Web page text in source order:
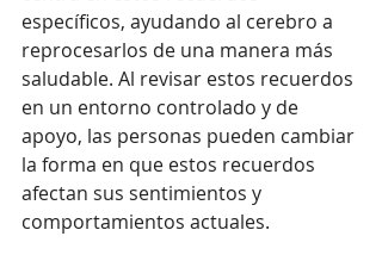
específicos, ayudando al cerebro a
reprocesarlos de una manera más
saludable. Al revisar estos recuerdos
en un entorno controlado y de
apoyo, las personas pueden cambiar
la forma en que estos recuerdos
afectan sus sentimientos y
comportamientos actuales.